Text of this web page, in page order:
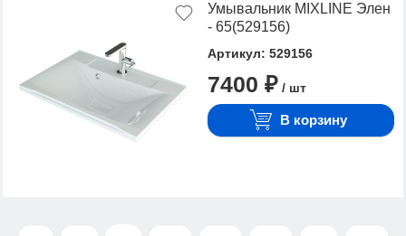
Умывальник MIXLINE Элен
- 65(529156)
Артикул: 529156
7400 ₽ / шт
В корзину